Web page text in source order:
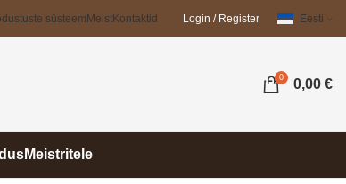
süsteem MeistKontaktid Login / Register Eesti
0 0,00 €
Meistritele